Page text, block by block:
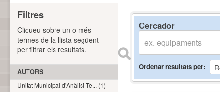
Cercador
Ordenar resultats per
Filtres
Cliqueu sobre un o més
termes de la llista següent
per filtrar els resultats.
AUTORS
Unitat Municipal d'Anàlisi Te... (1)